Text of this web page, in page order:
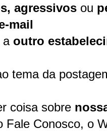
agressivos ou
mail
a outro
tema da
coisa sobre
Fale Conosco, o